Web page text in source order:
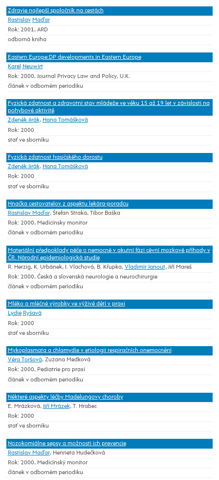
Zdravie najlepší spoločník na cestách
Rastislav Maďar
Rok: 2001, ARD
odborná kniha
Eastern Europe:DP developments in Eastern Europe
Karel Neuwirt
Rok: 2000, Journal Privacy Law and Policy, U.K.
článek v odborném periodiku
Fyzická zdatnost a zdravotní stav mládeže ve věku 15 až 19 let v závislosti na
pohybové aktivitě
Zdeněk Jirák, Hana Tomášková
Rok: 2000
stať ve sborníku
Fyzická zdatnost hasičského dorostu
Zdeněk Jirák, Hana Tomášková
Rok: 2000
stať ve sborníku
Hnačka cestovatelov z aspektu lekára-poradcu
Rastislav Maďar, Štefan Straka, Tibor Baška
Rok: 2000, Medicínsky monitor
článek v odborném periodiku
Materiální předpoklady péče o nemocné v akutní fázi cévní mozkové příhody v
ČR. Národní epidemiologická studie
R. Herzig, K. Urbánek, I. Vlachová, B. Křupka, Vladimír Janout, Jiří Mareš
Rok: 2000, Česká a slovenská neurologie a neurochirurgie
článek v odborném periodiku
Mléko a mléčné výrobky ve výživě dětí v praxi
Lydie Ryšavá
Rok: 2000
stať ve sborníku
Mykoplasmata a chlamydie v etiologii respiračních onemocnění
Věra Toršová, Zuzana Medková
Rok: 2000, Pediatrie pro praxi
článek v odborném periodiku
Některé aspekty léčby Madelungovy choroby
E. Mrázková, Jiří Mrázek, T. Hrabec
Rok: 2000
stať ve sborníku
Nozokomiálne sepsy a možnosti ich prevencie
Rastislav Maďar, Henrieta Hudečková
Rok: 2000, Medicínský monitor
článek v odborném periodiku